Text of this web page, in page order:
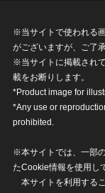
※当サイトで使われる
がございますが、ご了
※当サイトに掲載され
載をお断りします。
*Product image for
*Any use or
prohibited.
※本サイトでは、一部
たCookie情報を使用し
本サイトを利用する